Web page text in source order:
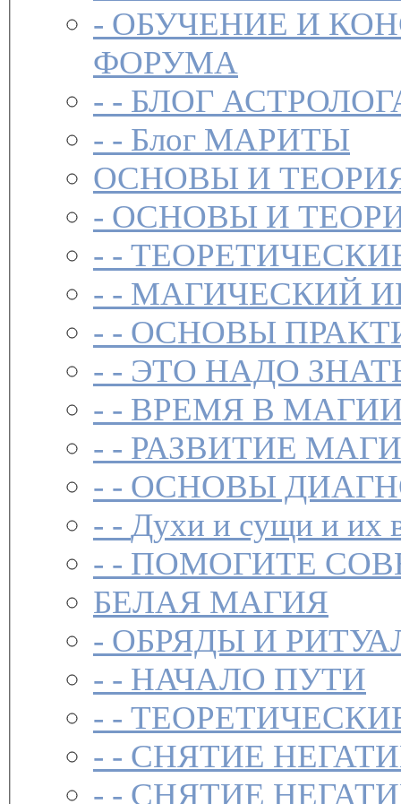
- ОБУЧЕНИЕ И
ФОРУМА
- - БЛОГ
- - Блог МАРИТЫ
ОСНОВЫ И
- ОСНОВЫ И
- -
- - МАГИЧЕСКИЙ
- - ОСНОВЫ
- - ЭТО НАДО
- - ВРЕМЯ В
- - РАЗВИТИЕ
- - ОСНОВЫ
- - Духи и сущи и их
- - ПОМОГИТЕ
БЕЛАЯ МАГИЯ
- ОБРЯДЫ И
- - НАЧАЛО ПУТИ
- -
- - СНЯТИЕ
- - СНЯТИЕ